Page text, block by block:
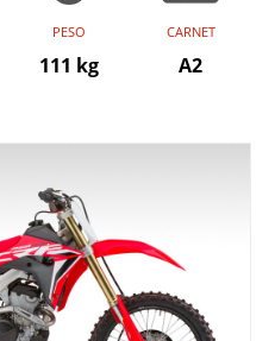
PESO
111 kg
CARNET
A2